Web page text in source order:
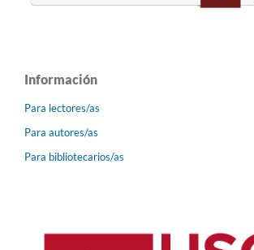
Información
Para lectores/as
Para autores/as
Para bibliotecarios/as